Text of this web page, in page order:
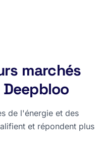
marchés
de l'énergie et des
et répondent plus